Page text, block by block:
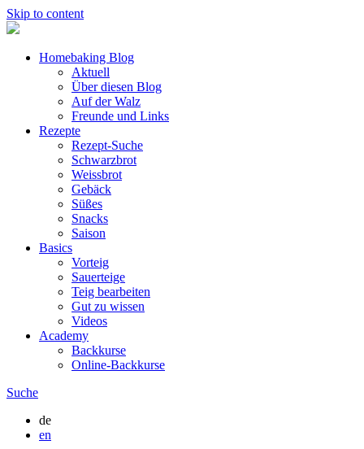
Skip to content
Homebaking Blog
Aktuell
Über diesen Blog
Auf der Walz
Freunde und Links
Rezepte
Rezept-Suche
Schwarzbrot
Weissbrot
Gebäck
Süßes
Snacks
Saison
Basics
Vorteig
Sauerteige
Teig bearbeiten
Gut zu wissen
Videos
Academy
Backkurse
Online-Backkurse
Suche
de
en